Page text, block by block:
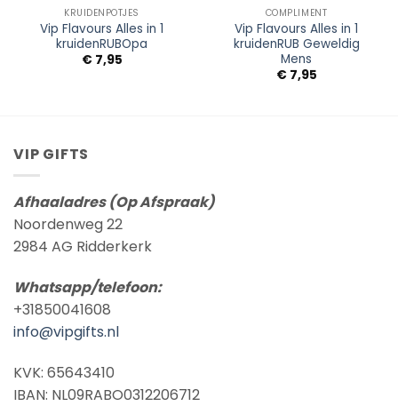
KRUIDENPOTJES
Vip Flavours Alles in 1
kruidenRUBOpa
€7,95
COMPLIMENT
Vip Flavours Alles in 1
kruidenRUB Geweldig
Mens
€7,95
VIP GIFTS
Afhaaladres (Op Afspraak)
Noordenweg 22
2984 AG Ridderkerk
Whatsapp/telefoon:
+31850041608
info@vipgifts.nl
KVK: 65643410
IBAN: NL09RABO0312206712